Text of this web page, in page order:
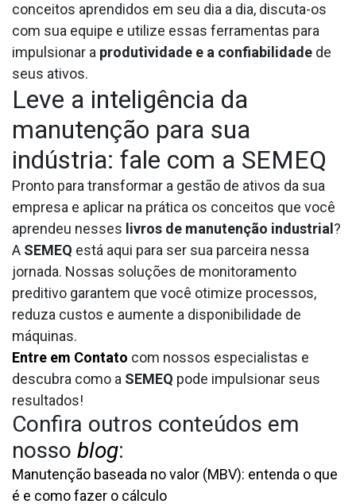
conceitos aprendidos em seu dia a dia, discuta-os
com sua equipe e utilize essas ferramentas para
impulsionar a produtividade e a confiabilidade de
seus ativos.
Leve a inteligência da
manutenção para sua
indústria: fale com a SEMEQ
Pronto para transformar a gestão de ativos da sua
empresa e aplicar na prática os conceitos que você
aprendeu nesses livros de manutenção industrial ?
A SEMEQ está aqui para ser sua parceira nessa
jornada. Nossas soluções de monitoramento
preditivo garantem que você otimize processos,
reduza custos e aumente a disponibilidade de
máquinas.
Entre em Contato com nossos especialistas e
descubra como a SEMEQ pode impulsionar seus
resultados!
Confira outros conteúdos em
nosso blog:
Manutenção baseada no valor (MBV): entenda o que
é e como fazer o cálculo